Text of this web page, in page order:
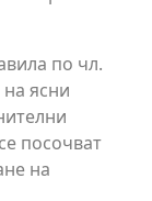
по чл.
ясни
посочват
на